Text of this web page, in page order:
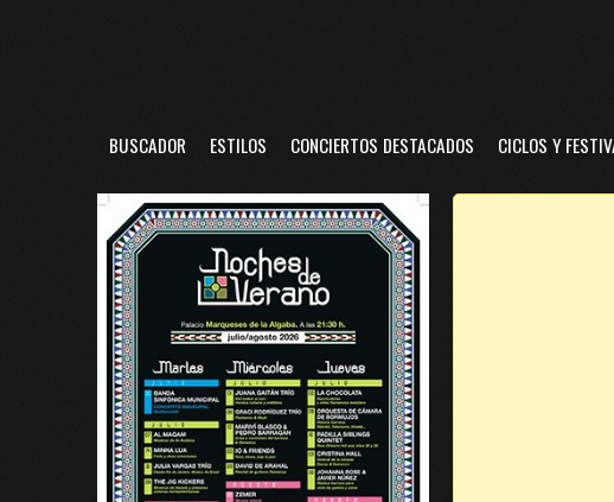
BUSCADOR ESTILOS CONCIERTOS DESTACADOS CICLOS Y